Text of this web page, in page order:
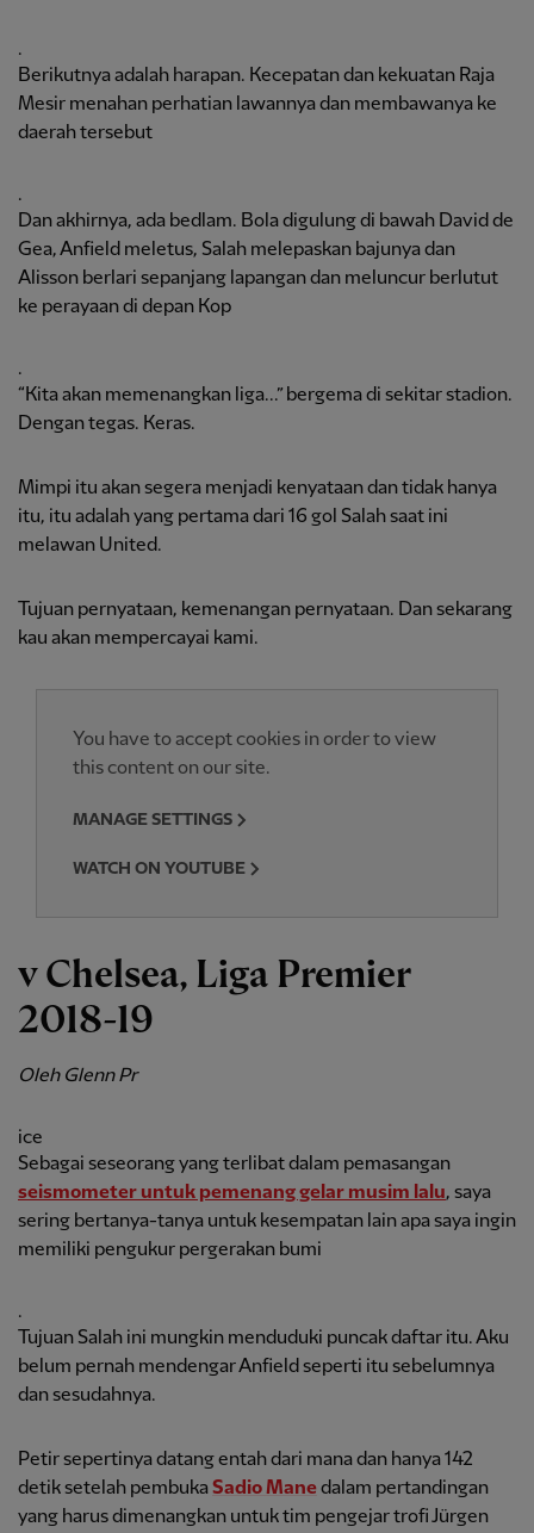
.
Berikutnya adalah harapan. Kecepatan dan kekuatan Raja
Mesir menahan perhatian lawannya dan membawanya ke
daerah tersebut
.
Dan akhirnya, ada bedlam. Bola digulung di bawah David de
Gea, Anfield meletus, Salah melepaskan bajunya dan
Alisson berlari sepanjang lapangan dan meluncur berlutut
ke perayaan di depan Kop
.
“Kita akan memenangkan liga...” bergema di sekitar stadion.
Dengan tegas. Keras.
Mimpi itu akan segera menjadi kenyataan dan tidak hanya
itu, itu adalah yang pertama dari 16 gol Salah saat ini
melawan United.
Tujuan pernyataan, kemenangan pernyataan. Dan sekarang
kau akan mempercayai kami.
You have to accept cookies in order to view
this content on our site.
MANAGE SETTINGS
WATCH ON YOUTUBE
v Chelsea, Liga Premier
2018-19
Oleh Glenn Pr
ice
Sebagai seseorang yang terlibat dalam pemasangan
seismometer untuk pemenang gelar musim lalu, saya
sering bertanya-tanya untuk kesempatan lain apa saya ingin
memiliki pengukur pergerakan bumi
.
Tujuan Salah ini mungkin menduduki puncak daftar itu. Aku
belum pernah mendengar Anfield seperti itu sebelumnya
dan sesudahnya.
Petir sepertinya datang entah dari mana dan hanya 142
detik setelah pembukaSadio Manedalam pertandingan
yang harus dimenangkan untuk tim pengejar trofi Jürgen